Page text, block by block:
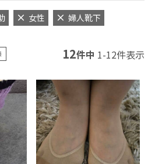
女性 婦人靴下
12件中 1-12件表示